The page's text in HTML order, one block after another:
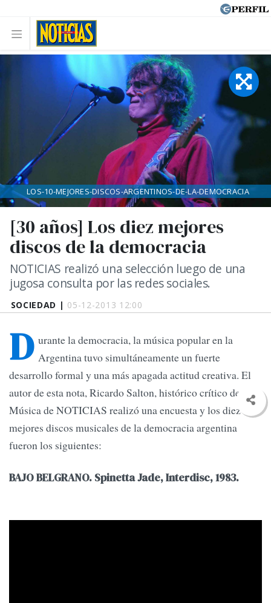
SOCIEDAD | 05-12-2013 12:00
[30 años] Los diez mejores
discos de la democracia
NOTICIAS realizó una selección luego de una
jugosa consulta por las redes sociales.
LOS-10-MEJORES-DISCOS-ARGENTINOS-DE-LA-DEMOCRACIA
D urante la democracia, la música popular en la
Argentina tuvo simultáneamente un fuerte
desarrollo formal y una más apagada actitud creativa. El
autor de esta nota, Ricardo Salton, histórico crítico de
Música de NOTICIAS realizó una encuesta y los diez
mejores discos musicales de la democracia argentina
fueron los siguientes:
BAJO BELGRANO. Spinetta Jade, Interdisc, 1983.